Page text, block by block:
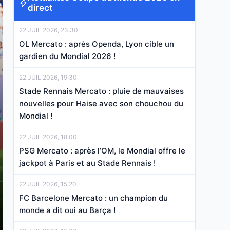
direct
22 JUIL 2026, 23:30
OL Mercato : après Openda, Lyon cible un
gardien du Mondial 2026 !
22 JUIL 2026, 19:30
Stade Rennais Mercato : pluie de mauvaises
nouvelles pour Haise avec son chouchou du
Mondial !
22 JUIL 2026, 18:00
PSG Mercato : après l’OM, le Mondial offre le
jackpot à Paris et au Stade Rennais !
22 JUIL 2026, 15:20
FC Barcelone Mercato : un champion du
monde a dit oui au Barça !